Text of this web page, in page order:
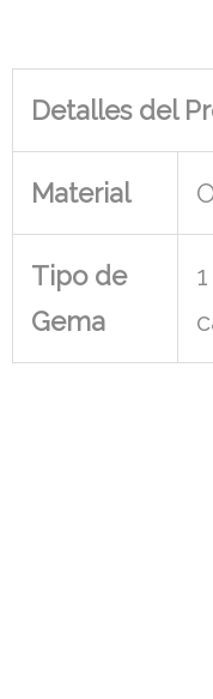
Detalles del
Material
Tipo de
Gema